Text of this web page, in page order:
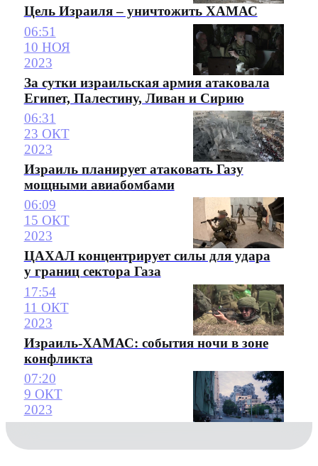
Цель Израиля – уничтожить ХАМАС
06:51
10 НОЯ
2023
За сутки израильская армия атаковала
Египет, Палестину, Ливан и Сирию
06:31
23 ОКТ
2023
Израиль планирует атаковать Газу
мощными авиабомбами
06:09
15 ОКТ
2023
ЦАХАЛ концентрирует силы для удара
у границ сектора Газа
17:54
11 ОКТ
2023
Израиль-ХАМАС: события ночи в зоне
конфликта
07:20
9 ОКТ
2023